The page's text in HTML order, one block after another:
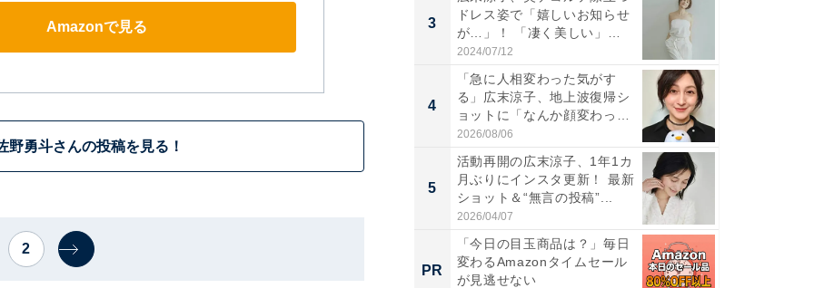
Amazonで見る
野勇斗さんの投稿を見る！
2
3
ドレス姿で「嬉しいお知らせ
が…」！ 「凄く美しい」
「透...
2024/07/12
4
「急に人相変わった気がす
る」広末涼子、地上波復帰シ
ョットに「なんか顔変わっ
た」の...
2026/08/06
5
活動再開の広末涼子、1年1カ
月ぶりにインスタ更新！ 最新
ショット＆“無言の投稿”...
2026/04/07
PR
「今日の目玉商品は？」毎日
変わるAmazonタイムセール
が見逃せない